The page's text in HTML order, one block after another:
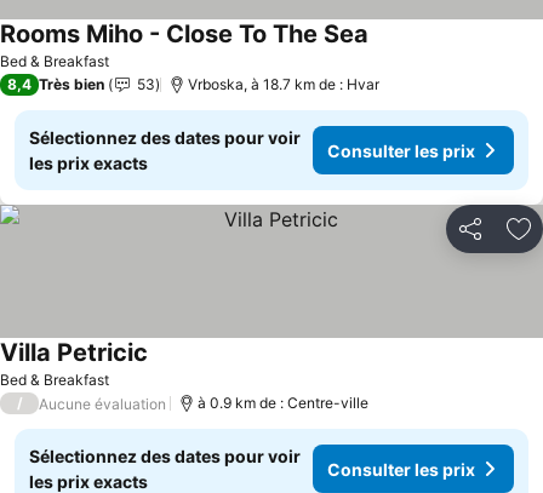
Bed & Breakfast
Rooms Miho - Close To The Sea
8,4 Très bien 53 Vrboska, à 18.7 km de : Hvar
Sélectionnez des dates pour voir
les prix exacts
Consulter les prix
Partager
Bed & Breakfast
Villa Petricic
/ Aucune évaluation à 0.9 km de : Centre-ville
Sélectionnez des dates pour voir
les prix exacts
Consulter les prix